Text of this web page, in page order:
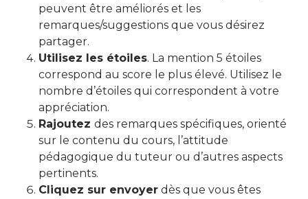
peuvent être améliorés et les
remarques/suggestions que vous désirez
partager.
Utilisez les étoiles. La mention 5 étoiles
correspond au score le plus élevé. Utilisez le
nombre d’étoiles qui correspondent à votre
appréciation.
Rajoutez des remarques spécifiques, orienté
sur le contenu du cours, l’attitude
pédagogique du tuteur ou d’autres aspects
pertinents.
Cliquez sur envoyer dès que vous êtes